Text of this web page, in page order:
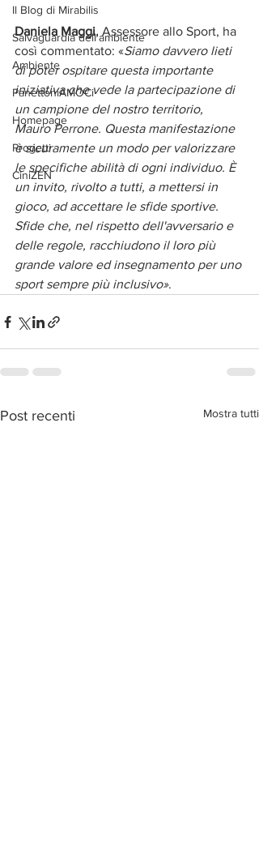
Il Blog di Mirabilis
Salvaguardia dell'ambiente
Ambiente
PanettoniAMOCi
Homepage
Progetti
CiniZEN
Daniela Maggi, Assessore allo Sport, ha
così commentato: «Siamo davvero lieti
di poter ospitare questa importante
iniziativa che vede la partecipazione di
un campione del nostro territorio,
Mauro Perrone. Questa manifestazione
è sicuramente un modo per valorizzare
le specifiche abilità di ogni individuo. È
un invito, rivolto a tutti, a mettersi in
gioco, ad accettare le sfide sportive.
Sfide che, nel rispetto dell'avversario e
delle regole, racchiudono il loro più
grande valore ed insegnamento per uno
sport sempre più inclusivo».
Post recenti Mostra tutti